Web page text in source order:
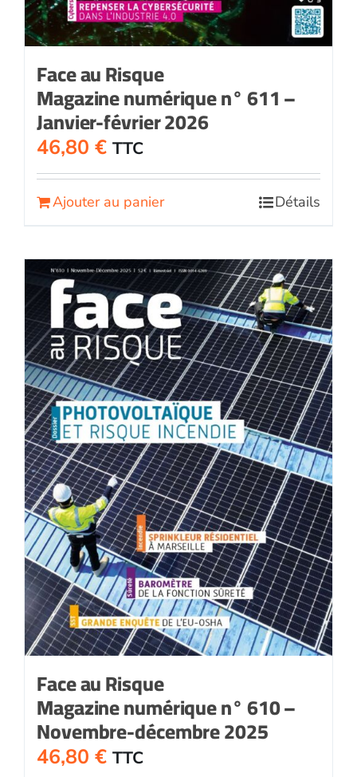
Face au Risque
Magazine numérique n° 611 –
Janvier-février 2026
46,80 € TTC
Ajouter au panier Détails
Face au Risque
Magazine numérique n° 610 –
Novembre-décembre 2025
46,80 € TTC